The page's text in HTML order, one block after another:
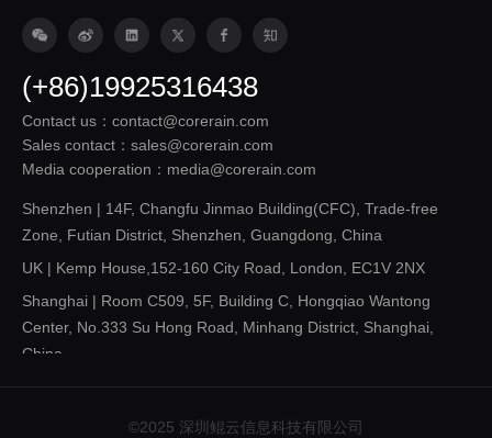
(+86)19925316438
Contact us：contact@corerain.com
Sales contact：sales@corerain.com
Media cooperation：media@corerain.com
Shenzhen | 14F, Changfu Jinmao Building(CFC), Trade-free
Zone, Futian District, Shenzhen, Guangdong, China
UK | Kemp House,152-160 City Road, London, EC1V 2NX
Shanghai | Room C509, 5F, Building C, Hongqiao Wantong
Center, No.333 Su Hong Road, Minhang District, Shanghai,
China
©2025 深圳鲲云信息科技有限公司